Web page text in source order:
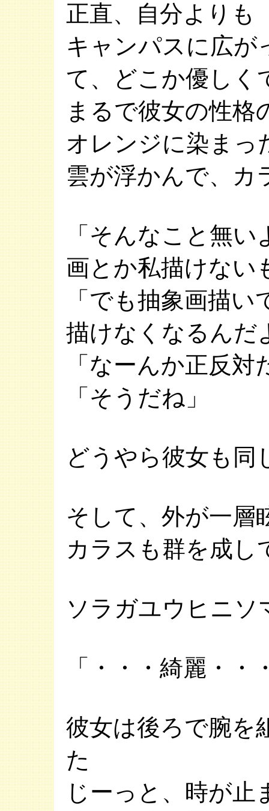
正直、自分よりも
キャンパスに広が
て、どこか優しく
まるで彼女の性格
オレンジに染まっ
雲が浮かんで、カ
「そんなこと無
画とか私描けない
「でも抽象画描
描けなくなるんだ
「なーんか正反
「そうだね」
どうやら彼女も同
そして、外が一層
カラスも群を成し
ソラガユウヒニソ
「・・・綺麗・・
彼女は後ろで腕を
た
じーっと、時が止